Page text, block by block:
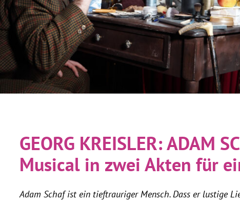
GEORG KREISLER: ADAM
Musical in zwei Akten für
Adam Schaf ist ein tieftrauriger Mensch. Dass er lustige